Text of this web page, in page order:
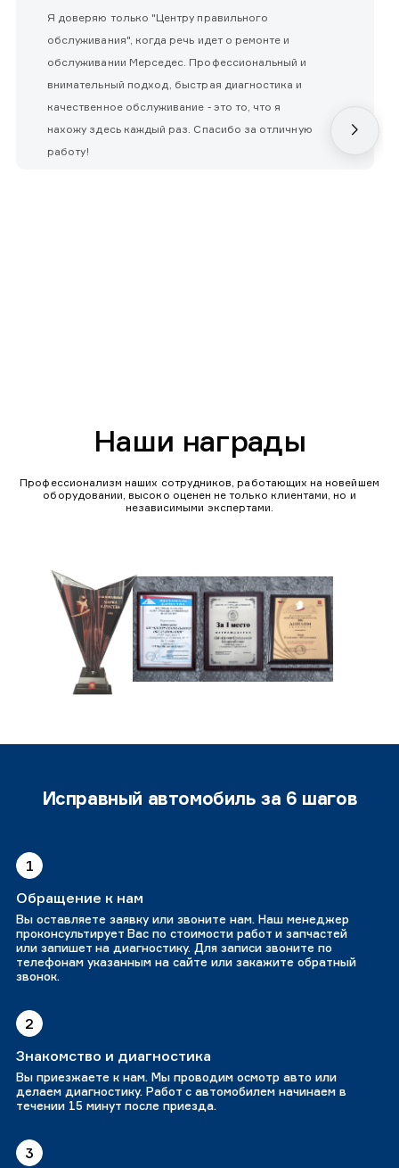
Я доверяю только "Центру правильного
обслуживания", когда речь идет о ремонте и
обслуживании Мерседес. Профессиональный и
внимательный подход, быстрая диагностика и
качественное обслуживание - это то, что я
нахожу здесь каждый раз. Спасибо за отличную
работу!
Наши награды
Профессионализм наших сотрудников, работающих на новейшем
оборудовании, высоко оценен не только клиентами, но и
независимыми экспертами.
Исправный автомобиль за 6 шагов
1
Обращение к нам
Вы оставляете заявку или звоните нам. Наш менеджер
проконсультирует Вас по стоимости работ и запчастей
или запишет на диагностику. Для записи звоните по
телефонам указанным на сайте или закажите обратный
звонок.
2
Знакомство и диагностика
Вы приезжаете к нам. Мы проводим осмотр авто или
делаем диагностику. Работ с автомобилем начинаем в
течении 15 минут после приезда.
3